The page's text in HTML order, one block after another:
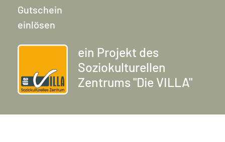
Gutschein
einlösen
ein Projekt des
Soziokulturellen
Zentrums "Die VILLA"